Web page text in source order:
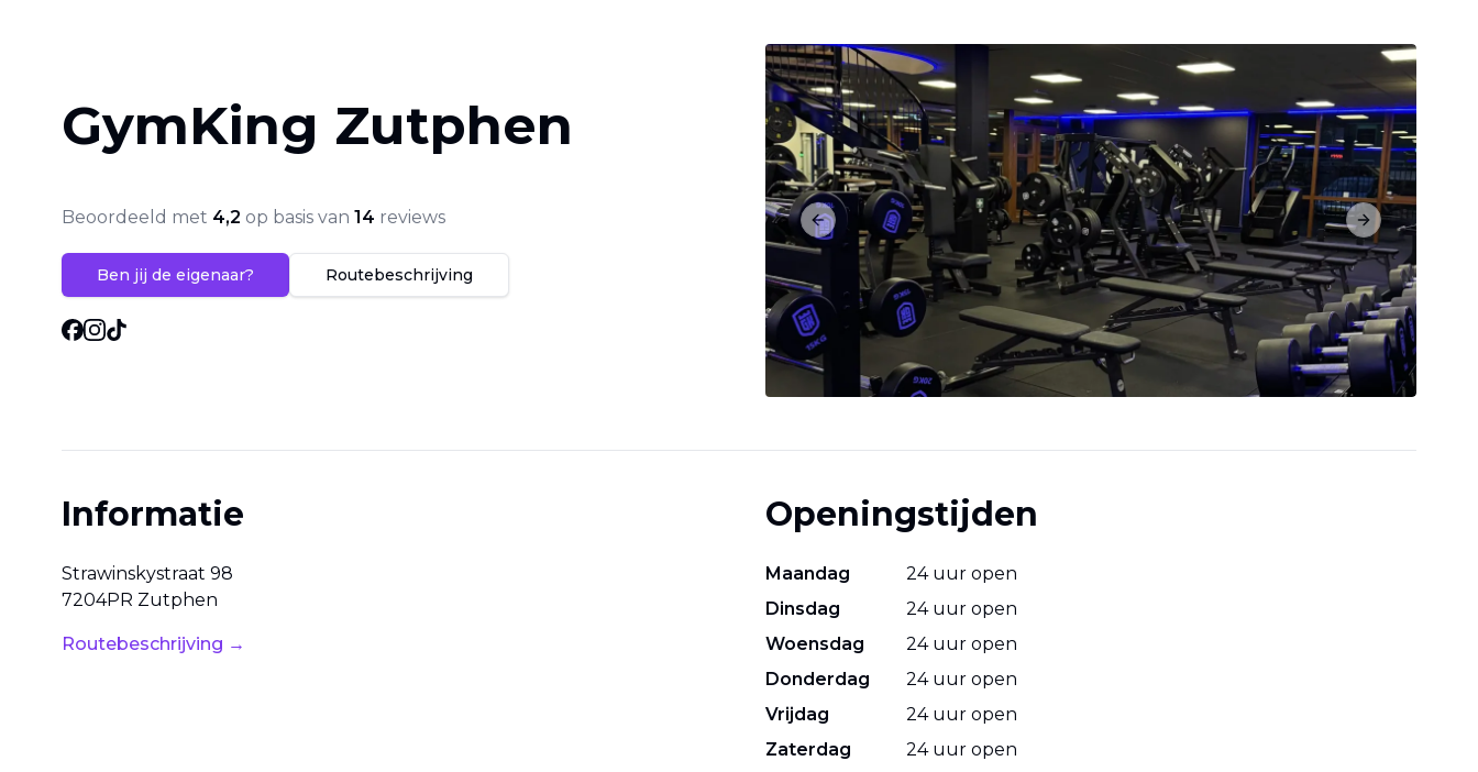
GymKing Zutphen
Beoordeeld met 4,2 op basis van 14 reviews
Ben jij de eigenaar? Routebeschrijving
Previous slide Next slide
Informatie
Strawinskystraat 98
7204PR Zutphen
Routebeschrijving →
Openingstijden
Maandag
24 uur open
Dinsdag
24 uur open
Woensdag
24 uur open
Donderdag
24 uur open
Vrijdag
24 uur open
Zaterdag
24 uur open